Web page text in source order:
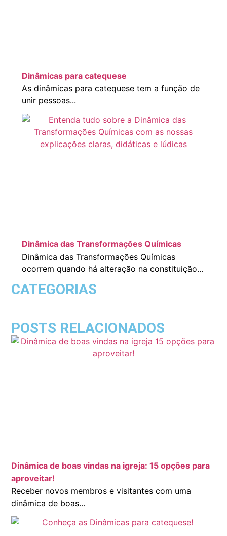
Dinâmicas para catequese
As dinâmicas para catequese tem a função de
unir pessoas...
Dinâmica das Transformações Químicas
Dinâmica das Transformações Químicas
ocorrem quando há alteração na constituição...
CATEGORIAS
POSTS RELACIONADOS
Dinâmica de boas vindas na igreja: 15 opções para
aproveitar!
Receber novos membros e visitantes com uma
dinâmica de boas...